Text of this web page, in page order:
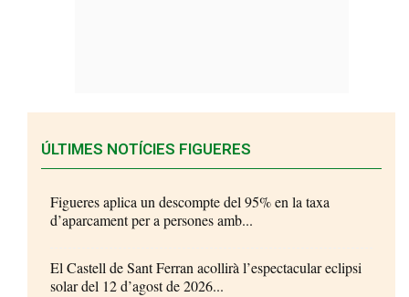
ÚLTIMES NOTÍCIES FIGUERES
Figueres aplica un descompte del 95% en la taxa
d’aparcament per a persones amb...
El Castell de Sant Ferran acollirà l’espectacular eclipsi
solar del 12 d’agost de 2026...